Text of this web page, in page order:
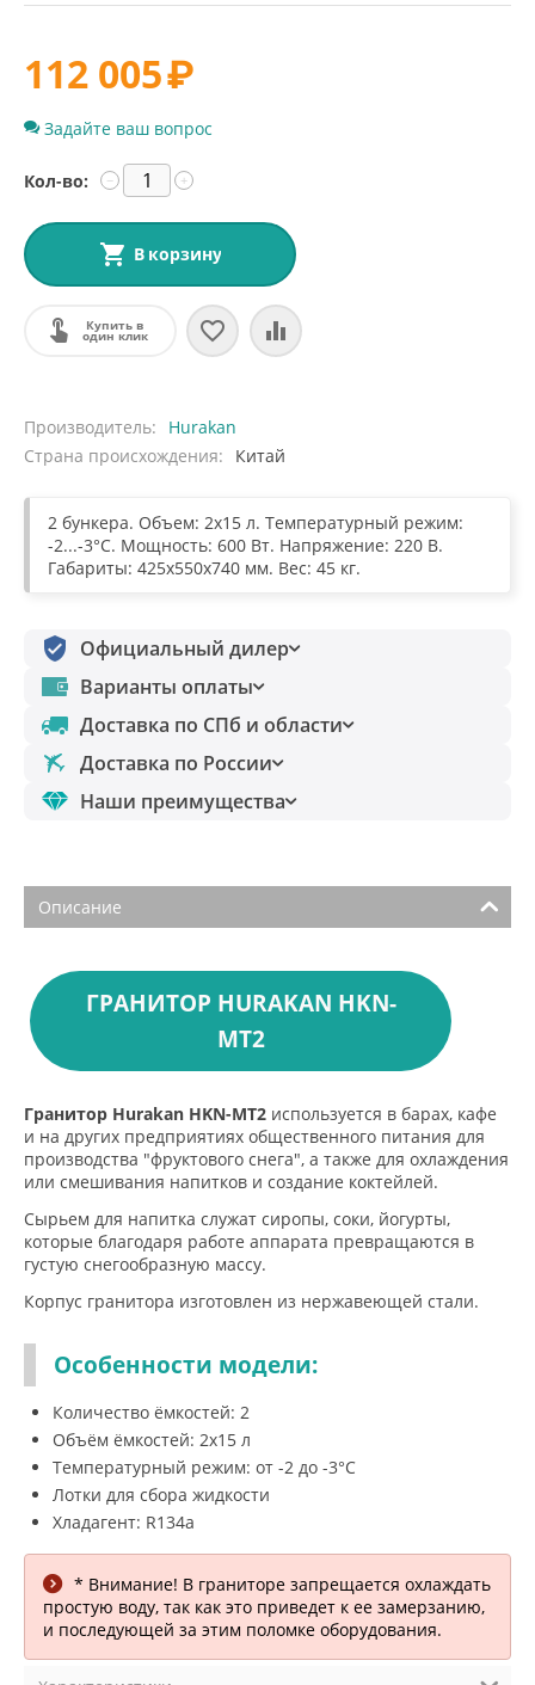
112 005₽
Задайте ваш вопрос
Кол-во: +
−
В корзину
Купить в
один клик
Производитель
Hurakan
Страна происхождения
Китай
2 бункера. Объем: 2х15 л. Температурный режим:
-2...-3°C. Мощность: 600 Вт. Напряжение: 220 В.
Габариты: 425x550x740 мм. Вес: 45 кг.
Официальный дилер
Варианты оплаты
Доставка по СПб и области
Доставка по России
Наши преимущества
Описание
ГРАНИТОР HURAKAN HKN-
MT2
Гранитор Hurakan HKN-MT2 используется в барах, кафе
и на других предприятиях общественного питания для
производства "фруктового снега", а также для охлаждения
или смешивания напитков и создание коктейлей.
Сырьем для напитка служат сиропы, соки, йогурты,
которые благодаря работе аппарата превращаются в
густую снегообразную массу.
Корпус гранитора изготовлен из нержавеющей стали.
Особенности модели:
Количество ёмкостей: 2
Объём ёмкостей: 2х15 л
Температурный режим: от -2 до -3°C
Лотки для сбора жидкости
Хладагент: R134a
* Внимание! В граниторе запрещается охлаждать
простую воду, так как это приведет к ее замерзанию,
и последующей за этим поломке оборудования.